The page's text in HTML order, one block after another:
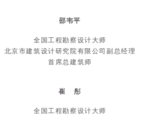
邵韦平
全国工程勘察设计大师
北京市建筑设计研究院有限公司副总经理
首席总建筑师
崔 彤
全国工程勘察设计大师